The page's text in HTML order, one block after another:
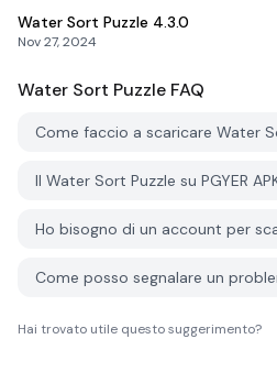
Water Sort Puzzle 4.3.0
Nov 27, 2024
Water Sort Puzzle FAQ
Il Water Sort Puzzle su PGYER
Hai trovato utile questo suggerimento?